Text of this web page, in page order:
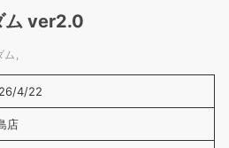
ム ver2.0
ム
4/22
店